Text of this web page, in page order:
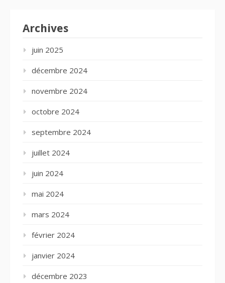
Archives
juin 2025
décembre 2024
novembre 2024
octobre 2024
septembre 2024
juillet 2024
juin 2024
mai 2024
mars 2024
février 2024
janvier 2024
décembre 2023